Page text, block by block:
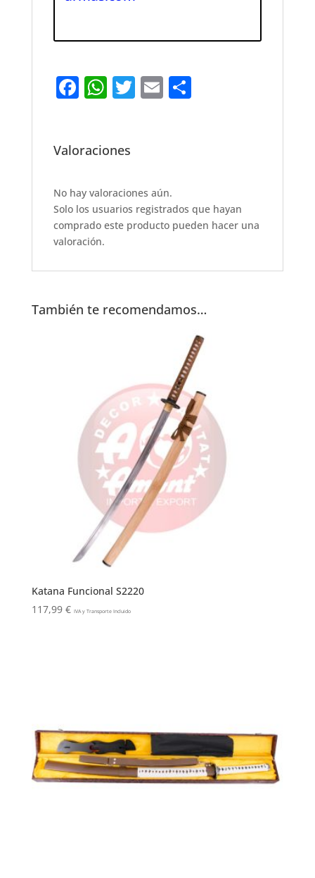
F
e
o
o
k
W
s
p
p
T E S
Valoraciones
No hay valoraciones aún.
Solo los usuarios registrados que hayan
comprado este producto pueden hacer una
valoración.
También te recomendamos…
Katana Funcional S2220
117,99 € IVA y Transporte Incluido